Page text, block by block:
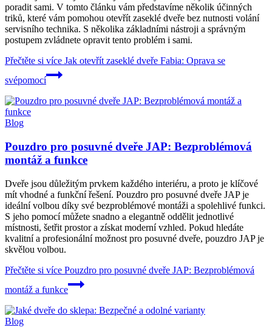
poradit sami. V tomto článku vám představíme několik účinných
triků, které vám pomohou otevřít zaseklé dveře bez nutnosti volání
servisního technika. S několika základními nástroji a správným
postupem zvládnete opravit tento problém i sami.
Přečtěte si více Jak otevřít zaseklé dveře Fabia: Oprava se
svépomocí
Blog
Pouzdro pro posuvné dveře JAP: Bezproblémová
montáž a funkce
Dveře jsou důležitým prvkem každého interiéru, a proto je klíčové
mít vhodné a funkční řešení. Pouzdro pro posuvné dveře JAP je
ideální volbou díky své bezproblémové montáži a spolehlivé funkci.
S jeho pomocí můžete snadno a elegantně oddělit jednotlivé
místnosti, šetřit prostor a získat moderní vzhled. Pokud hledáte
kvalitní a profesionální možnost pro posuvné dveře, pouzdro JAP je
skvělou volbou.
Přečtěte si více Pouzdro pro posuvné dveře JAP: Bezproblémová
montáž a funkce
Blog